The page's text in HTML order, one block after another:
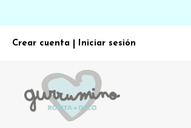
Crear cuenta Iniciar sesión